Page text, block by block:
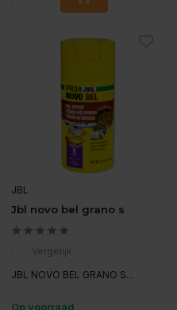
JBL
Jbl novo bel grano s
Vergelijk
JBL NOVO BEL GRANO S...
Op voorraad